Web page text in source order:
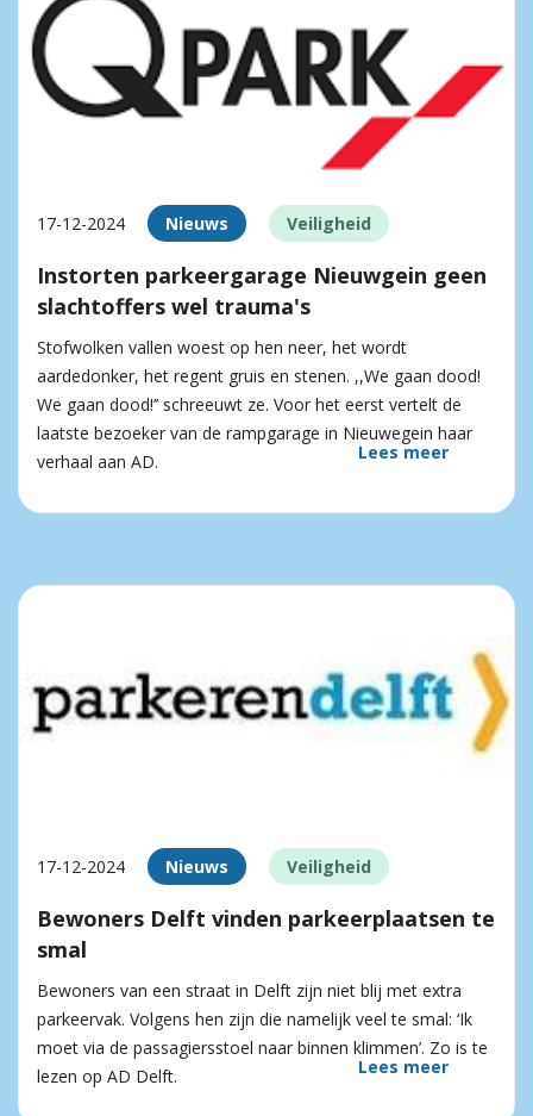
17-12-2024 Nieuws Veiligheid
Instorten parkeergarage Nieuwgein geen
slachtoffers wel trauma's
Stofwolken vallen woest op hen neer, het wordt
aardedonker, het regent gruis en stenen. ,,We gaan dood!
We gaan dood!’’ schreeuwt ze. Voor het eerst vertelt de
laatste bezoeker van de rampgarage in Nieuwegein haar
verhaal aan AD.
Lees meer
17-12-2024 Nieuws Veiligheid
Bewoners Delft vinden parkeerplaatsen te
smal
Bewoners van een straat in Delft zijn niet blij met extra
parkeervak. Volgens hen zijn die namelijk veel te smal: ‘Ik
moet via de passagiersstoel naar binnen klimmen’. Zo is te
lezen op AD Delft.
Lees meer